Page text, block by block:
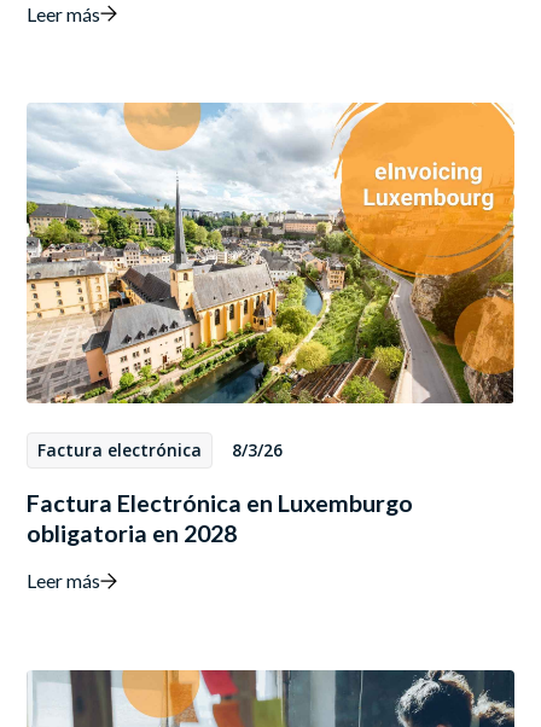
Leer más
Factura electrónica 8/3/26
Factura Electrónica en Luxemburgo
obligatoria en 2028
Leer más